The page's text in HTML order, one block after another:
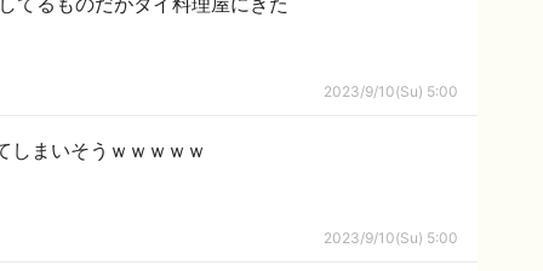
2023/9/10(Su) 5:00
まいそうｗｗｗｗｗ
2023/9/10(Su) 5:00